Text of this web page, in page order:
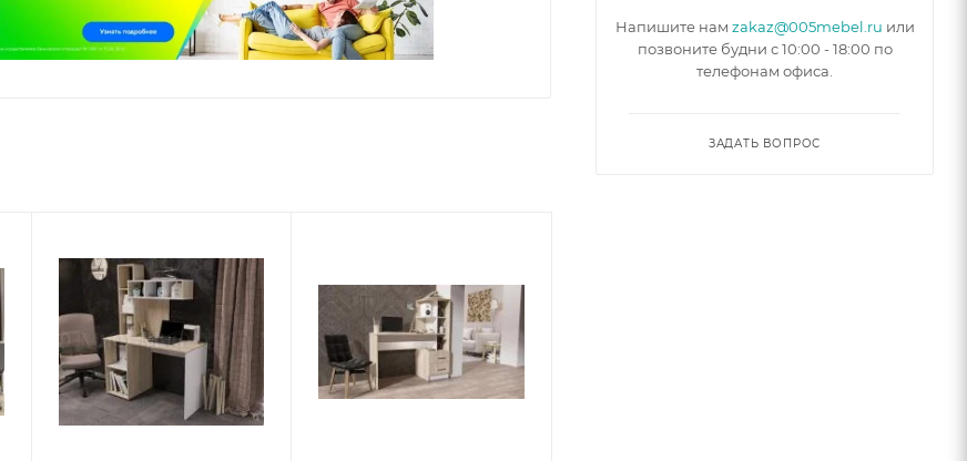
Напишите нам zakaz@005mebel.ru или
позвоните будни с 10:00 - 18:00 по
телефонам офиса.
ЗАДАТЬ ВОПРОС